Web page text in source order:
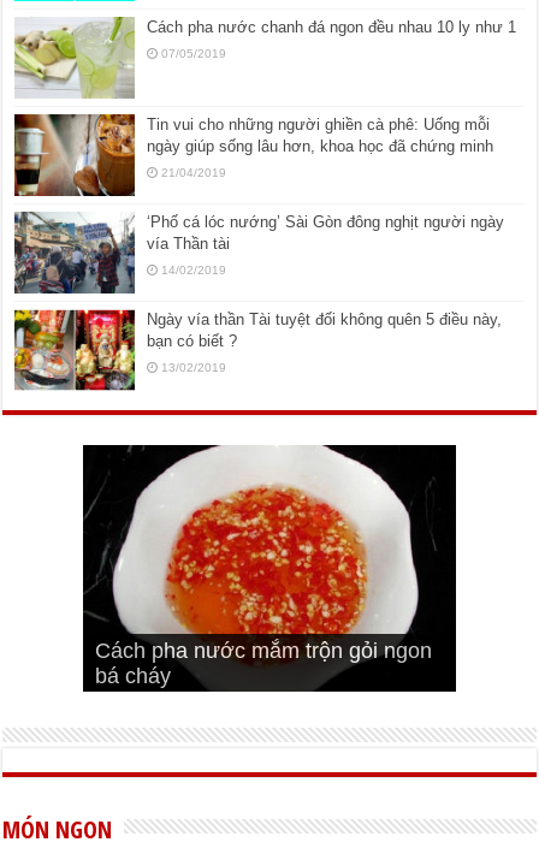
Cách pha nước chanh đá ngon đều nhau 10 ly như 1
07/05/2019
Tin vui cho những người ghiền cà phê: Uống mỗi
ngày giúp sống lâu hơn, khoa học đã chứng minh
21/04/2019
‘Phố cá lóc nướng’ Sài Gòn đông nghịt người ngày
vía Thần tài
14/02/2019
Ngày vía thần Tài tuyệt đối không quên 5 điều này,
bạn có biết ?
13/02/2019
Cách pha nước mắm trộn gỏi ngon
bá cháy
Bí quyết để chiên đậu hũ giòn ngon
Cách ướp sườn non nướng ngon
đúng vị
Cách ướp thịt heo chiên ngon mềm
Bật mí cách ướp sườn cơm tấm
ngon
MÓN NGON